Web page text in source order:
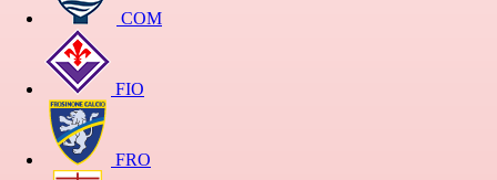
COM
FIO
FRO